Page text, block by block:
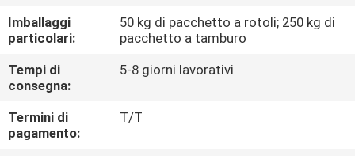
CONTROLLO
DI
QUALITÀ
CONTATTICI
Imballaggi
particolari:
50 kg di pacchetto a rotoli; 250 kg di
pacchetto a tamburo
Tempi di
consegna:
5-8 giorni lavorativi
Termini di
pagamento:
T/T